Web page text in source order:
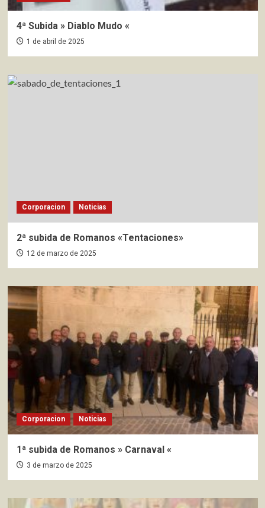
4ª Subida » Diablo Mudo «
1 de abril de 2025
Corporacion Noticias
2ª subida de Romanos «Tentaciones»
12 de marzo de 2025
Corporacion Noticias
1ª subida de Romanos » Carnaval «
3 de marzo de 2025